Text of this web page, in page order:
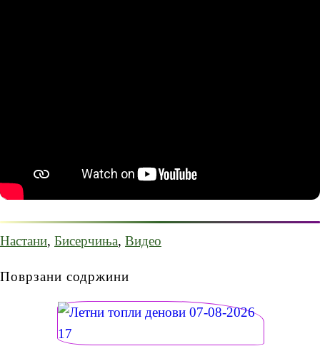
Настани, Бисерчиња, Видео
Поврзани содржини